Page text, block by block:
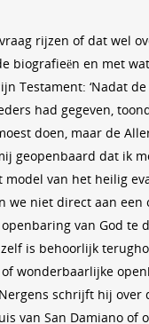
rijzen of dat wel
biografieën en met
Testament: ‘Nadat
had gegeven,
doen, maar de
geopenbaard dat ik
model van het heilig
we niet direct aan een
van God te
zelf is behoorlijk
wonderbaarlijke
schrijft hij over
van San Damiano of